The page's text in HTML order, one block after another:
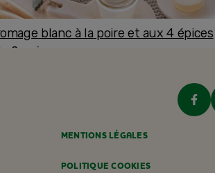
blanc à la poire et aux 4 épices
8 mois
MENTIONS LÉGALES
POLITIQUE COOKIES